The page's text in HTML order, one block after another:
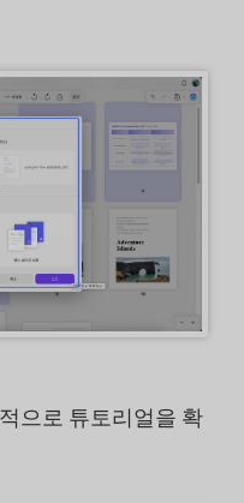
으로 튜토리얼을 확